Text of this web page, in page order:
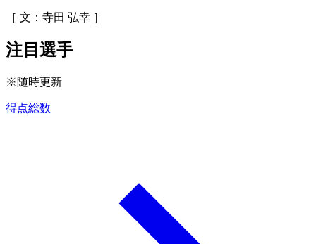
［ 文：寺田 弘幸 ］
注目選手
※随時更新
得点総数